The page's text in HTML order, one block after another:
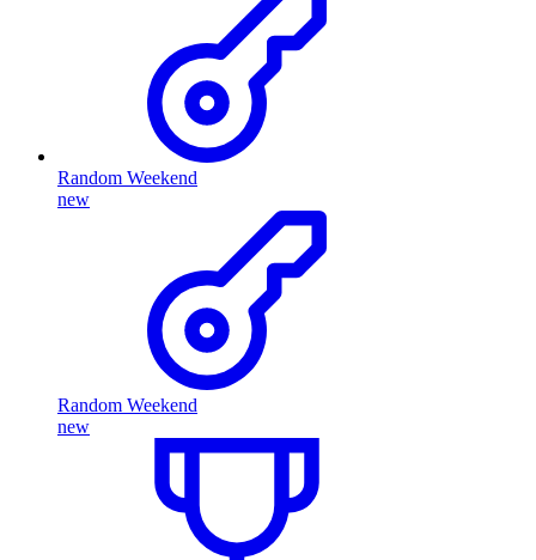
Random Weekend
new
Random Weekend
new